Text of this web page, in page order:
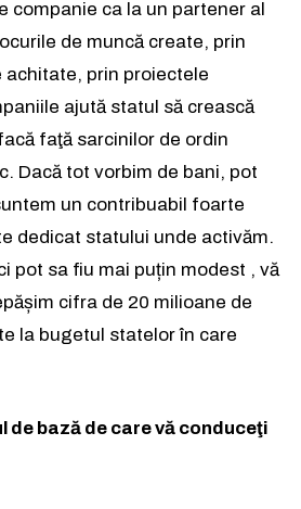
companie ca la un partener al
de muncă create, prin
achitate, prin proiectele
ajută statul să crească
faţă sarcinilor de ordin
Dacă tot vorbim de bani, pot
un contribuabil foarte
dedicat statului unde activăm.
pot sa fiu mai puțin modest , vă
cifra de 20 milioane de
la bugetul statelor în care
de bază de care vă conduceţi